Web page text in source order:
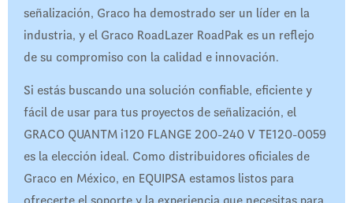
señalización, Graco ha demostrado ser un líder en la
industria, y el Graco RoadLazer RoadPak es un reflejo
de su compromiso con la calidad e innovación.
Si estás buscando una solución confiable, eficiente y
fácil de usar para tus proyectos de señalización, el
GRACO QUANTM i120 FLANGE 200-240 V TE120-0059
es la elección ideal. Como distribuidores oficiales de
Graco en México, en EQUIPSA estamos listos para